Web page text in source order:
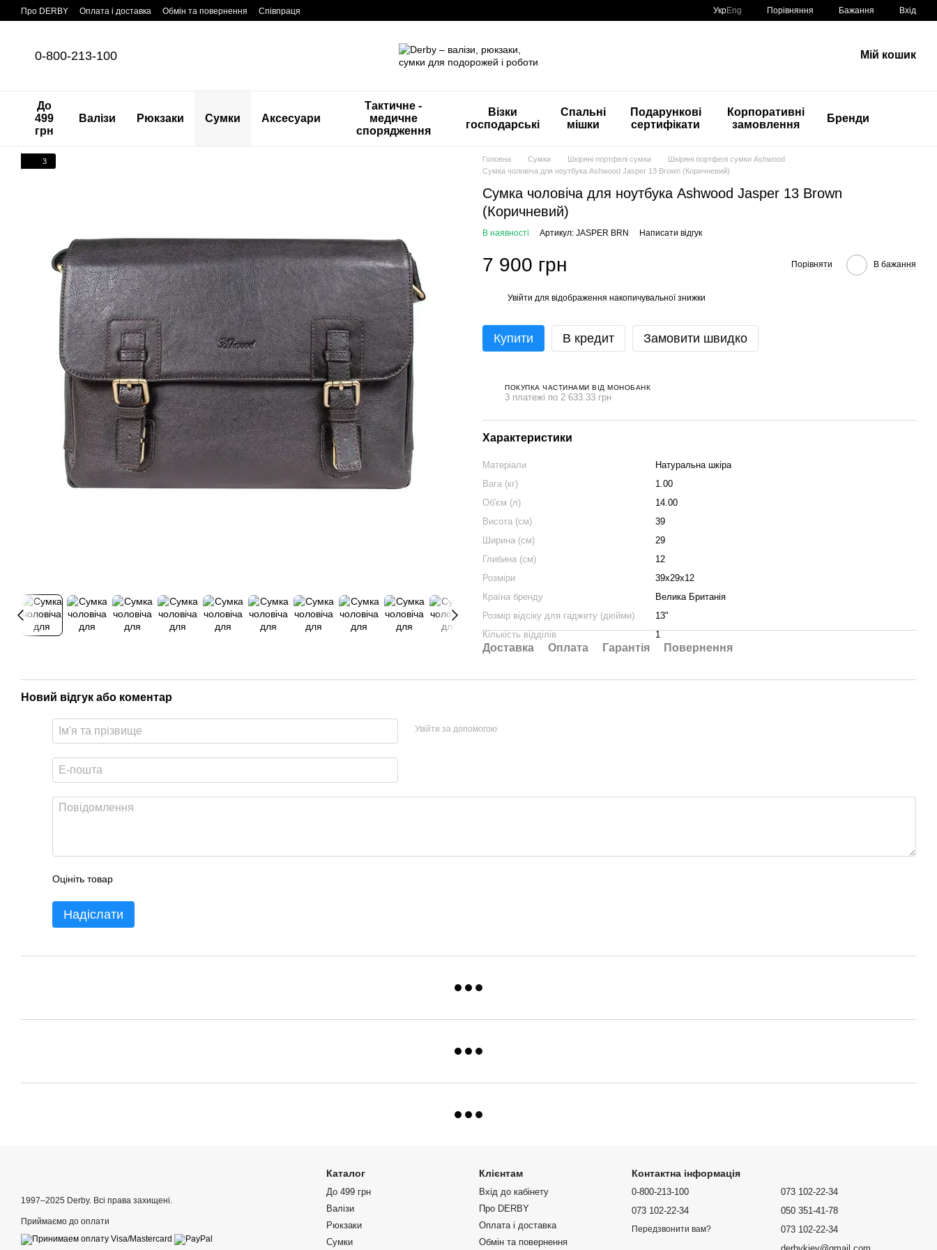
Перейти до основного контенту
Про DERBY Оплата і доставка Обмін та повернення Співпраця УкрEng Порівняння Бажання Вхід
0-800-213-100 Мій кошик
До
499
грн
Валізи Рюкзаки Сумки Аксесуари
Тактичне -
медичне
спорядження
Візки
господарські
Спальні
мішки
Подарункові
сертифікати
Корпоративні
замовлення
Бренди
3 Головна Сумки Шкіряні портфелі сумки
Шкіряні портфелі сумки Ashwood
Сумка чоловіча для ноутбука Ashwood Jasper 13 Brown (Коричневий)
Сумка чоловіча для ноутбука Ashwood Jasper 13 Brown
(Коричневий)
В наявності Артикул: JASPER BRN Написати відгук
7 900 грн Порівняти В бажання
Увійти для відображення накопичувальної знижки
Купити В кредит Замовити швидко
ПОКУПКА ЧАСТИНАМИ ВІД МОНОБАНК
3 платежі по 2 633.33 грн
Характеристики
Матеріали
Натуральна шкіра
Вага (кг)
1.00
Об'єм (л)
14.00
Висота (см)
39
Ширина (см)
29
Глибина (см)
12
Розміри
39х29х12
Країна бренду
Велика Британія
Розмір відсіку для гаджету (дюйми)
13"
Кількість відділів
1
Доставка Оплата Гарантія Повернення
Новий відгук або коментар
Увійти за допомогою
Оцініть товар
Надіслати
1997–2025 Derby. Всі права захищені.
Приймаємо до оплати
Каталог
До 499 грн
Валізи
Рюкзаки
Сумки
Клієнтам
Вхід до кабінету
Про DERBY
Оплата і доставка
Обмін та повернення
Контактна інформація
0-800-213-100
073 102-22-34
Передзвонити вам?
073 102-22-34
050 351-41-78
073 102-22-34